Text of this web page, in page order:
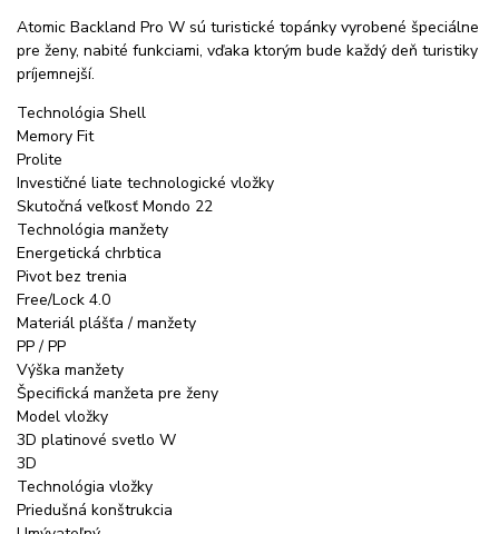
Atomic Backland Pro W sú turistické topánky vyrobené špeciálne
pre ženy, nabité funkciami, vďaka ktorým bude každý deň turistiky
príjemnejší.
Technológia Shell
Memory Fit
Prolite
Investičné liate technologické vložky
Skutočná veľkosť Mondo 22
Technológia manžety
Energetická chrbtica
Pivot bez trenia
Free/Lock 4.0
Materiál plášťa / manžety
PP / PP
Výška manžety
Špecifická manžeta pre ženy
Model vložky
3D platinové svetlo W
3D
Technológia vložky
Priedušná konštrukcia